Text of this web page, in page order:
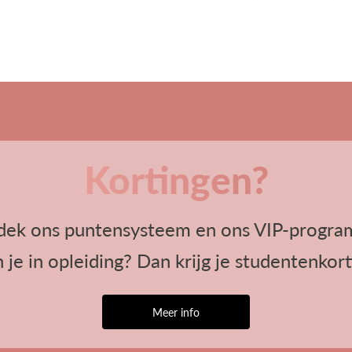
Kortingen?
ons puntensysteem en ons VIP-
je in opleiding? Dan krijg je
Meer info